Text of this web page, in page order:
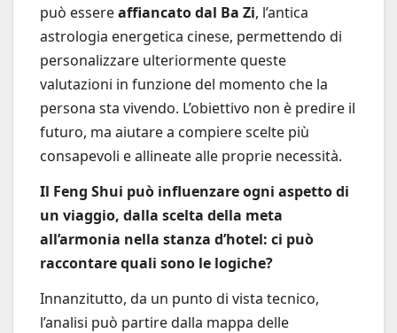
può essereaffiancato dal Ba Zi, l’antica
astrologia energetica cinese, permettendo di
personalizzare ulteriormente queste
valutazioni in funzione del momento che la
persona sta vivendo. L’obiettivo non è predire il
futuro, ma aiutare a compiere scelte più
consapevoli e allineate alle proprie necessità.
Il Feng Shui può influenzare ogni aspetto di
un viaggio, dalla scelta della meta
all’armonia nella stanza d’hotel: ci può
raccontare quali sono le logiche?
Innanzitutto, da un punto di vista tecnico,
l’analisi può partire dalla mappa delle